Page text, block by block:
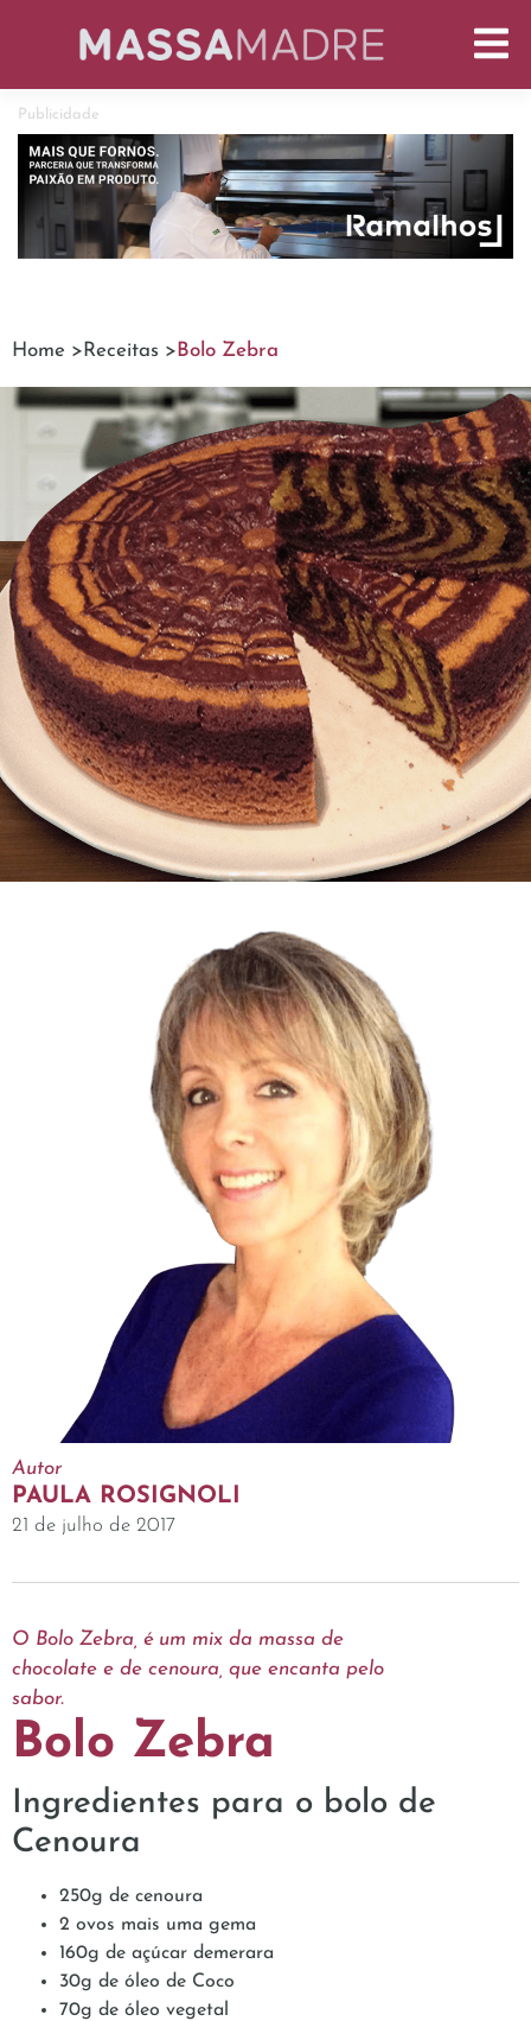
Publicidade
Home > Receitas > Bolo Zebra
Autor
PAULA ROSIGNOLI
21 de julho de 2017
O Bolo Zebra, é um mix da massa de
chocolate e de cenoura, que encanta pelo
sabor.
Bolo Zebra
Ingredientes para o bolo de
Cenoura
250g de cenoura
2 ovos mais uma gema
160g de açúcar demerara
30g de óleo de Coco
70g de óleo vegetal